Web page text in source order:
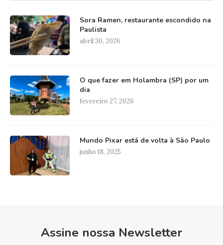
Sora Ramen, restaurante escondido na
Paulista
abril 30, 2026
O que fazer em Holambra (SP) por um
dia
fevereiro 27, 2026
Mundo Pixar está de volta à São Paulo
junho 18, 2025
Assine nossa Newsletter